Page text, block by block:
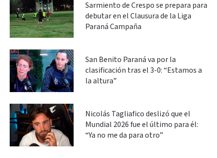
Sarmiento de Crespo se prepara para
debutar en el Clausura de la Liga
Paraná Campaña
San Benito Paraná va por la
clasificación tras el 3-0: “Estamos a
la altura”
Nicolás Tagliafico deslizó que el
Mundial 2026 fue el último para él:
“Ya no me da para otro”